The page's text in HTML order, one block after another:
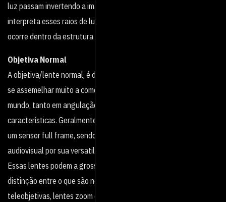
luz passam invertendo a imagem. No nosso caso, o cérebro
interpreta esses raios de luz ‘desvirando-os’, já na câmera isso
ocorre dentro da estrutura da própria lente.
Objetiva Normal
A objetiva/lente normal, é dessa forma batizada justamente por
se assemelhar muito a como os seres humanos enxergam o
mundo, tanto em angulação, quanto em perspectiva e outras
características. Geralmente sua distância focal é de 50 mm em
um sensor full frame, sendo muito populares no mercado do
audiovisual por sua versatilidade e pouca distorção.
Essas lentes podem a grosso modo ser parâmetros para a
distinção entre o que são normais, grande angulares,
teleobjetivas, lentes zoom e macro.